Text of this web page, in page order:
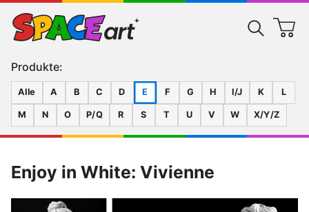
Produkte:
Alle A B C D E F G H I/J K L
M N O P/Q R S T U V W X/Y/Z
Enjoy in White: Vivienne